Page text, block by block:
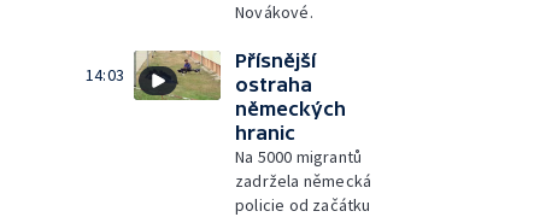
Novákové.
14:03
Přísnější
ostraha
německých
hranic
Na 5000 migrantů
zadržela německá
policie od začátku